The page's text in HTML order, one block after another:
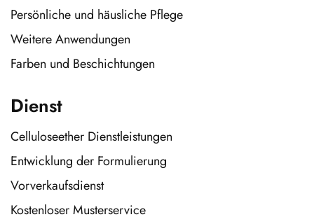
Persönliche und häusliche Pflege
Weitere Anwendungen
Farben und Beschichtungen
Dienst
Celluloseether Dienstleistungen
Entwicklung der Formulierung
Vorverkaufsdienst
Kostenloser Musterservice